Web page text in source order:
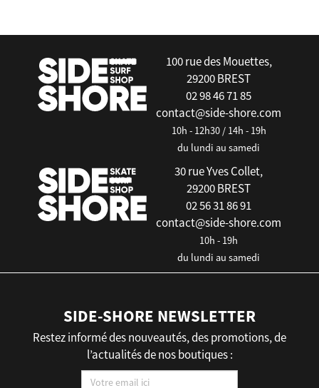
100 rue des Mouettes,
29200 BREST
02 98 46 71 85
contact@side-shore.com
10h - 12h30 / 14h - 19h
du lundi au samedi
30 rue Yves Collet,
29200 BREST
02 56 31 86 91
contact@side-shore.com
10h - 19h
du lundi au samedi
SIDE-SHORE NEWSLETTER
Restez informé des nouveautés, des promotions, de
l’actualités de nos boutiques :